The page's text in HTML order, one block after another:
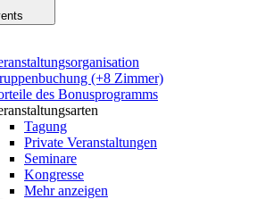
(+8 Zimmer)
des Bonusprogramms
Tagung
Private Veranstaltungen
Seminare
Kongresse
Mehr anzeigen